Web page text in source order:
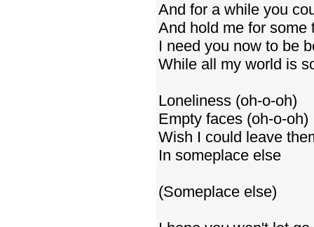
And for a while you
And hold me for some
I need you now to be
While all my world is
Loneliness (oh-o-oh)
Empty faces (oh-o-oh)
Wish I could leave
In someplace else
(Someplace else)